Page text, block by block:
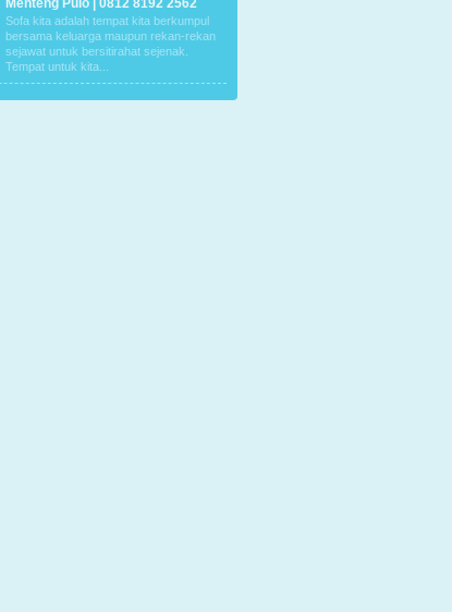
Menteng Pulo | 0812 8192 2562
Sofa kita adalah tempat kita berkumpul
bersama keluarga maupun rekan-rekan
sejawat untuk bersitirahat sejenak.
Tempat untuk kita...